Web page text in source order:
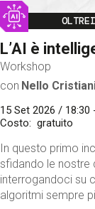
Image
L’AI è
Workshop
con Nello
15 Set 2026 / 18:30
Costo
gratuito
In questo primo
sfidando le nostre
interrogandoci su
algoritmi sempre